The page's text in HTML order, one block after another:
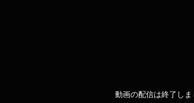
動画の配信は終了しま